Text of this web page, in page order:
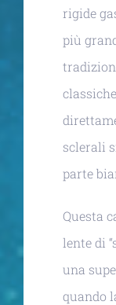
rigide
più
sclerali
parte
Questa
lente di
una
quando